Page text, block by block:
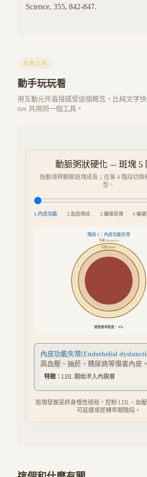
Science, 355, 842-847.
互動工具
動手玩玩看
用互動元件直接感受這個概念，比純文字
tier 共用同一個工具。
動脈粥狀硬化 — 斑塊 5
拖動滑桿觀察斑塊成長；在第 4 階段切換
型。
1.內皮功能 2. 脂肪條紋 3. 纖維斑塊 4 .複雜
外膜 Adventitia
中膜 Media
階段 1 ： 內皮功能失常
管腔狹窄程度： 0%
內皮功能失常(Endothelial
高血壓、抽菸、糖尿病等傷害內皮。
特徵： LDL 開始滲入內膜層
斑塊發展是終身慢性過程，控制 LDL、血
可延緩或逆轉早期階段。